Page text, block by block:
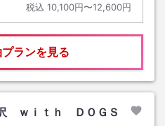
税込 10,100円〜12,600円
ランを見る
ｗｉｔｈ ＤＯＧＳ